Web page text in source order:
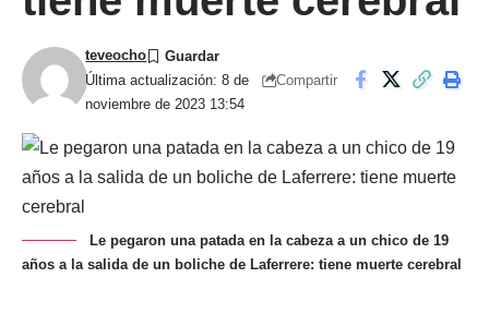
Última actualización: 8 de
noviembre de 2023 13:54
teveocho
Compartir
Le pegaron una patada en la cabeza a un chico de 19
años a la salida de un boliche de Laferrere: tiene muerte cerebral